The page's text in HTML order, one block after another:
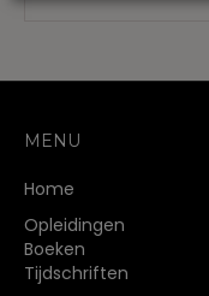
MENU
Home
Opleidingen
Boeken
Tijdschriften